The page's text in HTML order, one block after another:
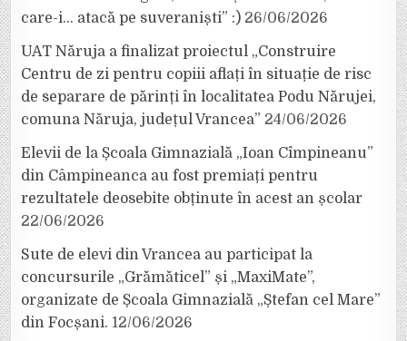
care-i… atacă pe suveraniști” :) 26/06/2026
UAT Năruja a finalizat proiectul „Construire
Centru de zi pentru copiii aflați în situație de risc
de separare de părinți în localitatea Podu Nărujei,
comuna Năruja, județul Vrancea” 24/06/2026
Elevii de la Școala Gimnazială „Ioan Cîmpineanu”
din Câmpineanca au fost premiați pentru
rezultatele deosebite obținute în acest an școlar
22/06/2026
Sute de elevi din Vrancea au participat la
concursurile „Grămăticel” și „MaxiMate”,
organizate de Școala Gimnazială „Ștefan cel Mare”
din Focșani. 12/06/2026